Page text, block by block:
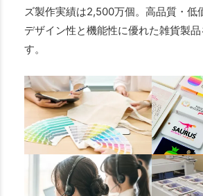
ズ製作実績は2,500万個。高品質・低
デザイン性と機能性に優れた雑貨製
す。